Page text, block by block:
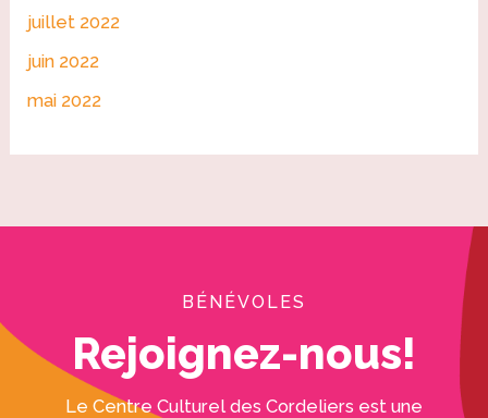
juillet 2022
juin 2022
mai 2022
BÉNÉVOLES
Rejoignez-nous!
Le Centre Culturel des Cordeliers est une